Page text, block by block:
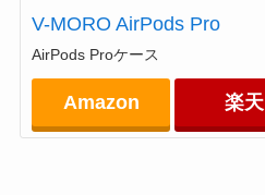
V-MORO AirPods Pro
AirPods Proケース
Amazon 楽天